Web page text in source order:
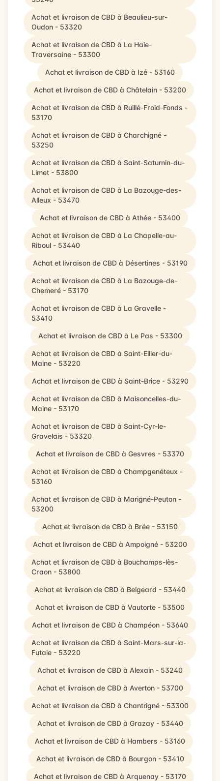
Achat et livraison de CBD à Beaulieu-sur-
Oudon - 53320
Achat et livraison de CBD à La Haie-
Traversaine - 53300
Achat et livraison de CBD à Izé - 53160
Achat et livraison de CBD à Châtelain - 53200
Achat et livraison de CBD à Ruillé-Froid-Fonds -
53170
Achat et livraison de CBD à Charchigné -
53250
Achat et livraison de CBD à Saint-Saturnin-du-
Limet - 53800
Achat et livraison de CBD à La Bazouge-des-
Alleux - 53470
Achat et livraison de CBD à Athée - 53400
Achat et livraison de CBD à La Chapelle-au-
Riboul - 53440
Achat et livraison de CBD à Désertines - 53190
Achat et livraison de CBD à La Bazouge-de-
Chemeré - 53170
Achat et livraison de CBD à La Gravelle -
53410
Achat et livraison de CBD à Le Pas - 53300
Achat et livraison de CBD à Saint-Ellier-du-
Maine - 53220
Achat et livraison de CBD à Saint-Brice - 53290
Achat et livraison de CBD à Maisoncelles-du-
Maine - 53170
Achat et livraison de CBD à Saint-Cyr-le-
Gravelais - 53320
Achat et livraison de CBD à Gesvres - 53370
Achat et livraison de CBD à Champgenéteux -
53160
Achat et livraison de CBD à Marigné-Peuton -
53200
Achat et livraison de CBD à Brée - 53150
Achat et livraison de CBD à Ampoigné - 53200
Achat et livraison de CBD à Bouchamps-lès-
Craon - 53800
Achat et livraison de CBD à Belgeard - 53440
Achat et livraison de CBD à Vautorte - 53500
Achat et livraison de CBD à Champéon - 53640
Achat et livraison de CBD à Saint-Mars-sur-la-
Futaie - 53220
Achat et livraison de CBD à Alexain - 53240
Achat et livraison de CBD à Averton - 53700
Achat et livraison de CBD à Chantrigné - 53300
Achat et livraison de CBD à Grazay - 53440
Achat et livraison de CBD à Hambers - 53160
Achat et livraison de CBD à Bourgon - 53410
Achat et livraison de CBD à Arquenay - 53170